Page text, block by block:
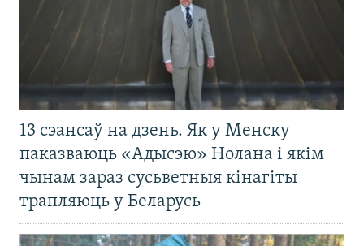
13 сэансаў на дзень. Як у Менску
паказваюць «Адысэю» Нолана і якім
чынам зараз сусьветныя кінагіты
трапляюць у Беларусь